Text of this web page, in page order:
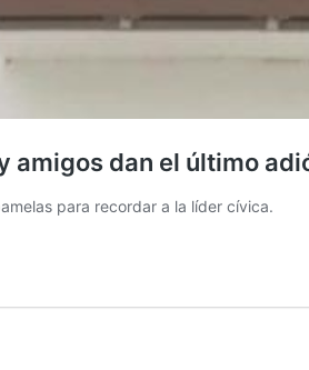
amigos dan el último
para recordar a la líder cívica.